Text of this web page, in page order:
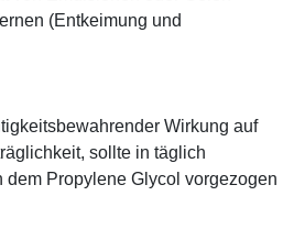
(Entkeimung und
Wirkung auf
sollte in täglich
dem Propylene Glycol vorgezogen